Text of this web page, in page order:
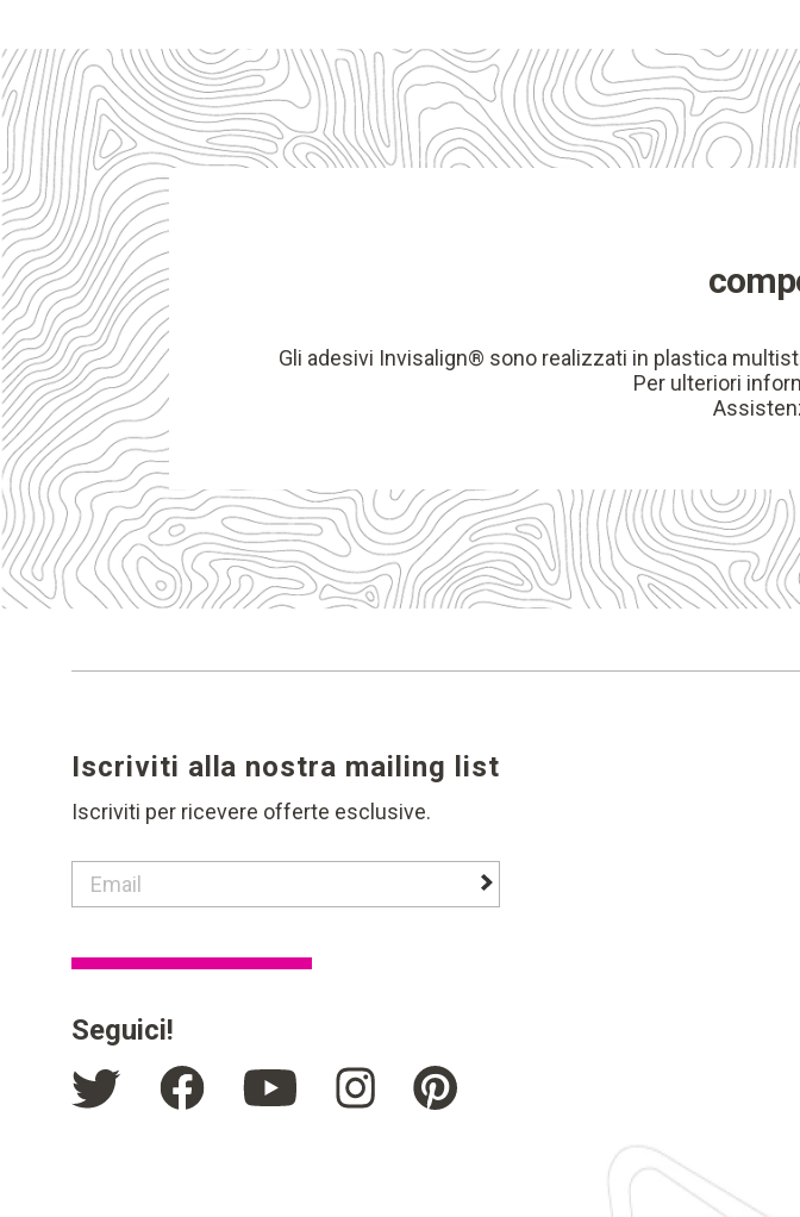
Gli adesivi Invisalign® sono realizzati in plastica
Per ulteriori
Iscriviti alla nostra mailing list
Iscriviti per ricevere offerte esclusive.
contact email label
footer newsletter signup button
Seguici!